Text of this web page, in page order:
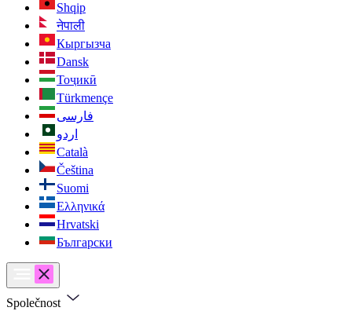
Shqip
नेपाली
Кыргызча
Dansk
Тоҷикӣ
Türkmençe
فارسی
اردو
Català
Čeština
Suomi
Ελληνικά
Hrvatski
Български
Společnost